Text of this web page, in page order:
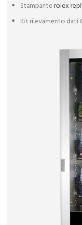
Stampanterolex
Kit rilevamento dati